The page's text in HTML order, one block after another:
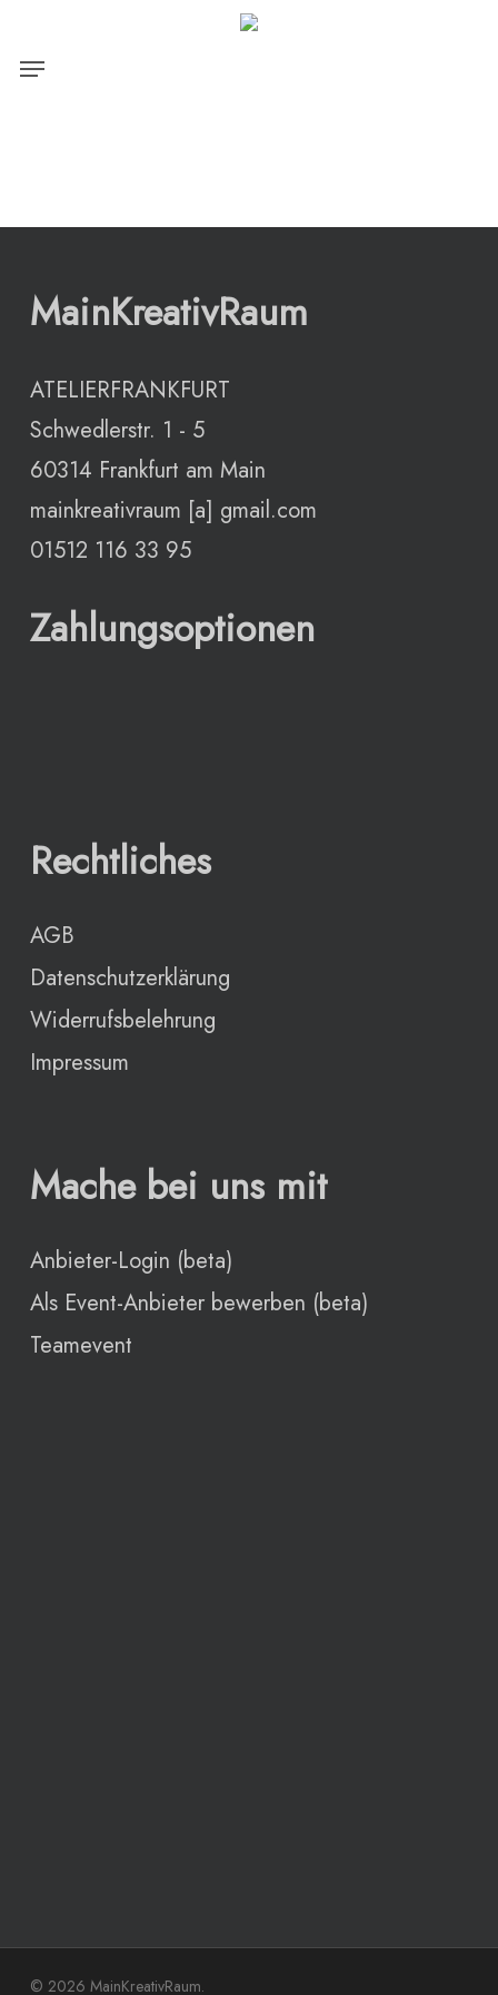
Menu
MainKreativRaum
ATELIERFRANKFURT
Schwedlerstr. 1 - 5
60314 Frankfurt am Main
mainkreativraum [a] gmail.com
01512 116 33 95
Zahlungsoptionen
Rechtliches
AGB
Datenschutzerklärung
Widerrufsbelehrung
Impressum
Mache bei uns mit
Anbieter-Login (beta)
Als Event-Anbieter bewerben (beta)
Teamevent
© 2026 MainKreativRaum.